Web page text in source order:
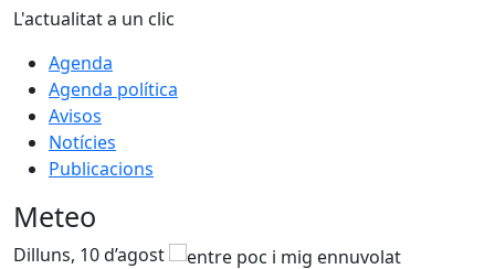
L'actualitat a un clic
Agenda
Agenda política
Avisos
Notícies
Publicacions
Meteo
Dilluns, 10 d’agost